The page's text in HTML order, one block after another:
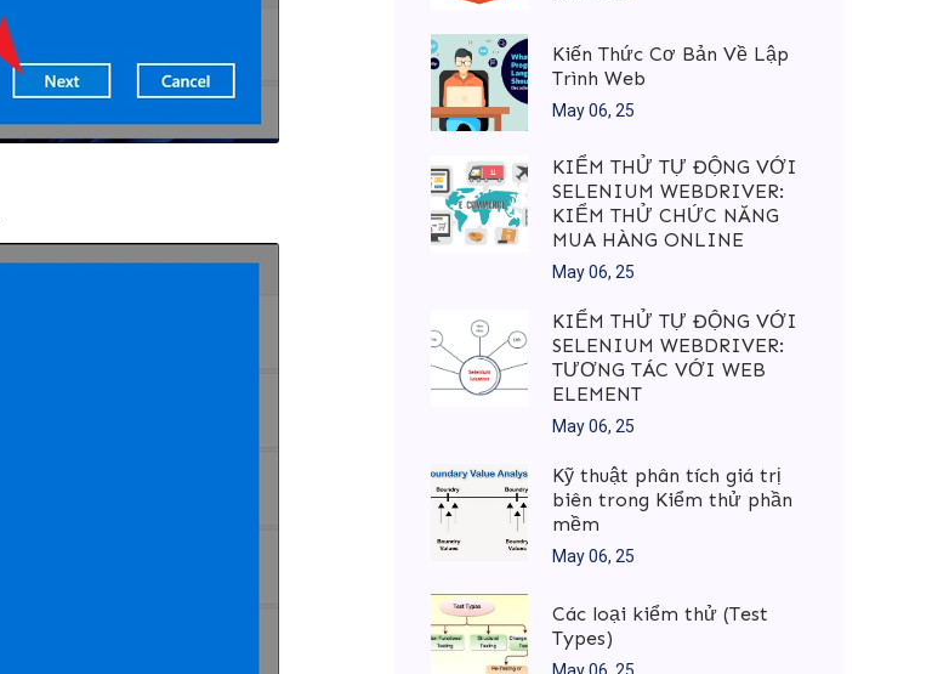
Kiến Thức Cơ Bản Về Lập
Trình Web
May 06, 25
KIỂM THỬ TỰ ĐỘNG VỚI
SELENIUM WEBDRIVER:
KIỂM THỬ CHỨC NĂNG
MUA HÀNG ONLINE
May 06, 25
KIỂM THỬ TỰ ĐỘNG VỚI
SELENIUM WEBDRIVER:
TƯƠNG TÁC VỚI WEB
ELEMENT
May 06, 25
Kỹ thuật phân tích giá trị
biên trong Kiểm thử phần
mềm
May 06, 25
Các loại kiểm thử (Test
Types)
May 06, 25